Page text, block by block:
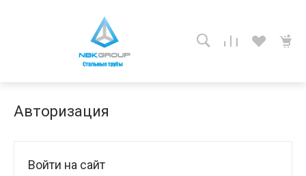
Авторизация
Войти на сайт